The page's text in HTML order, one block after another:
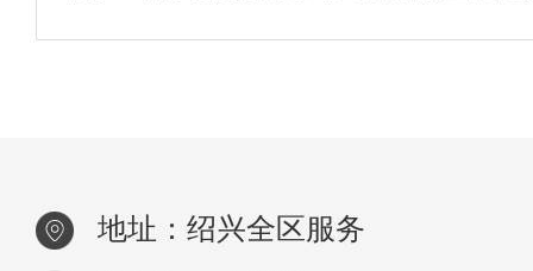
于那些需要紧急转运或医疗监护的人来说尤
地址：绍兴全区服务